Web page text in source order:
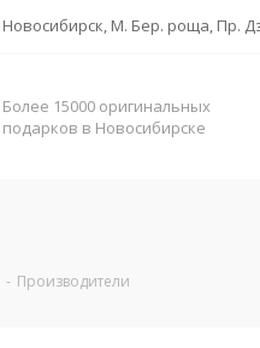
Новосибирск, М. Бер. роща, Пр.
Более 15000 оригинальных
подарков в Новосибирске
- Производители